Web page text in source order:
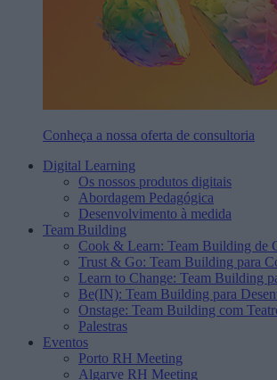
Conheça a nossa oferta de consultoria
Digital Learning
Os nossos produtos digitais
Abordagem Pedagógica
Desenvolvimento à medida
Team Building
Cook & Learn: Team Building de
Trust & Go: Team Building para
Learn to Change: Team Building
Be(IN): Team Building para
Onstage: Team Building com
Palestras
Eventos
Porto RH Meeting
Algarve RH Meeting